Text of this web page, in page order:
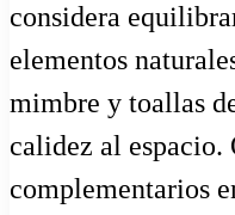
considera
elementos
mimbre y toallas
calidez al espacio.
complementarios